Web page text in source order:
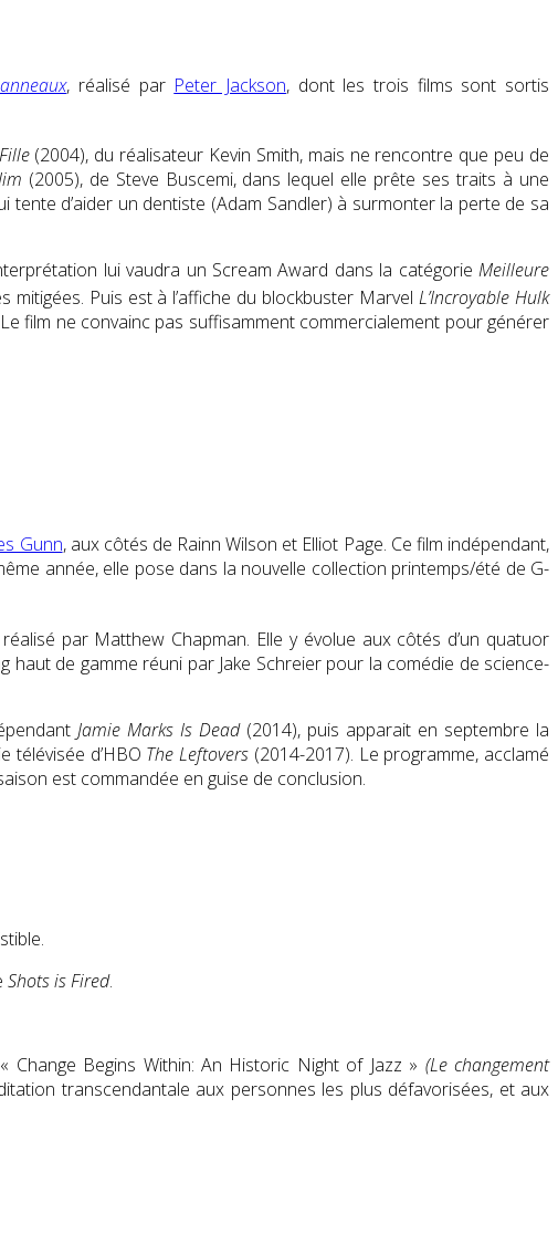
, réalisé par Peter Jackson, dont les trois films sont sortis
(2004), du réalisateur Kevin Smith, mais ne rencontre que peu de
(2005), de Steve Buscemi, dans lequel elle prête ses traits à une
d’aider un dentiste (Adam Sandler) à surmonter la perte de sa
lui vaudra un Scream Award dans la catégorieMeilleure
mitigées. Puis est à l’affiche du blockbuster MarvelL’Incroyable Hulk
film ne convainc pas suffisamment commercialement pour générer
Gunn, aux côtés de Rainn Wilson et Elliot Page. Ce film indépendant,
année, elle pose dans la nouvelle collection printemps/été de G-
par Matthew Chapman. Elle y évolue aux côtés d’un quatuor
haut de gamme réuni par Jake Schreier pour la comédie de science-
Jamie Marks Is Dead(2014), puis apparait en septembre la
télévisée d’HBO The Leftovers (2014-2017). Le programme, acclamé
est commandée en guise de conclusion.
Shots is Fired.
Begins Within: An Historic Night of Jazz » (Le changement
transcendantale aux personnes les plus défavorisées, et aux